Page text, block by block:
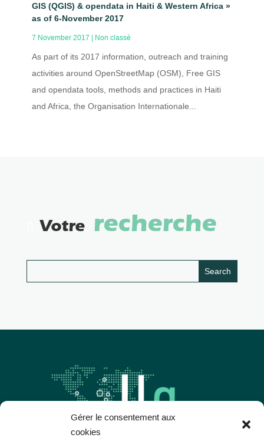
Gérer le consentement aux
cookies
GIS (QGIS) & opendata in Haiti & Western Africa »
as of 6-November 2017
7 November 2017 | Non classé
As part of its 2017 information, outreach and training
activities around OpenStreetMap (OSM), Free GIS
and opendata tools, methods and practices in Haiti
and Africa, the Organisation Internationale...
Votrerecherche